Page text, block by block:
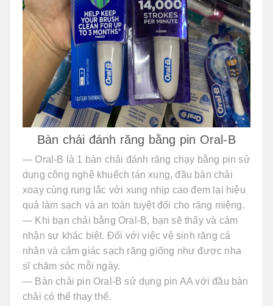
Bàn chải đánh răng bằng pin Oral-B
— Oral-B là 1 bàn chải đánh răng chạy bằng pin sử
dụng công nghệ khuếch tán xung, đầu bàn chải
xoay cùng rung lắc với xung nhịp cao đem lại hiệu
quả làm sạch và an toàn tuyệt đối cho răng miệng.
— Khi bạn chải bằng Oral-B, bạn sẽ thấy và cảm
nhận sự khác biệt. Đối với việc vệ sinh răng cá
nhân và cảm giác sạch răng giống như được nha
sĩ chăm sóc mỗi ngày.
— Bàn chải pin Oral-B sử dụng pin AA với đầu bàn
chải có thể thay thế.